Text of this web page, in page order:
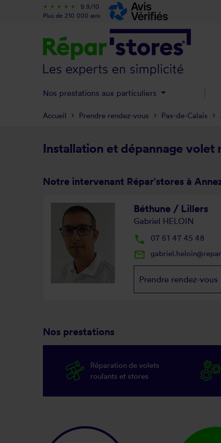
Installation et dépannage volet
Notre intervenant Répar'stores à
Béthune / Lillers
Gabriel HELOIN
local_phone 07 61 47 45 48
mail_outline
Prendre rendez-vous
Nos prestations
Réparation de volets
roulants et stores
Accueil Prendre rendez-vous Pas-de-Calais
star_rate star_rate star_rate star_rate star_rate
9.9/10
Plus de 210 000 avis
Nos prestations aux particuliers